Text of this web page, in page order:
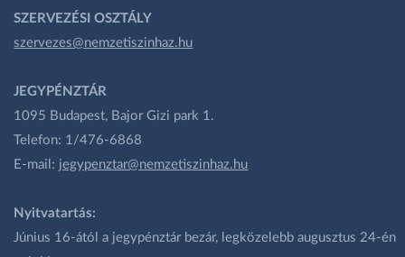
SZERVEZÉSI OSZTÁLY
szervezes@nemzetiszinhaz.hu
JEGYPÉNZTÁR
1095 Budapest, Bajor Gizi park 1.
Telefon: 1/476-6868
E-mail: jegypenztar@nemzetiszinhaz.hu
Nyitvatartás:
Június 16-ától a jegypénztár bezár, legközelebb augusztus 24-én